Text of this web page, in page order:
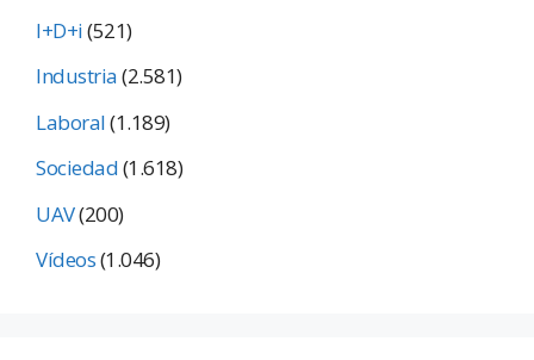
I+D+i(521)
Industria(2.581)
Laboral(1.189)
Sociedad(1.618)
UAV(200)
Vídeos(1.046)